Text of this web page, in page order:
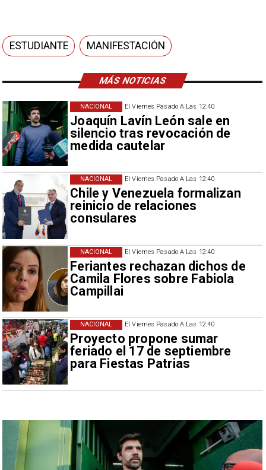
MÁS NOTICIAS
El Viernes Pasado A Las 12:40
Joaquín Lavín León sale en
silencio tras revocación de
medida cautelar
NACIONAL
El Viernes Pasado A Las 12:40
Chile y Venezuela formalizan
reinicio de relaciones
consulares
NACIONAL
El Viernes Pasado A Las 12:40
Feriantes rechazan dichos de
Camila Flores sobre Fabiola
Campillai
NACIONAL
El Viernes Pasado A Las 12:40
Proyecto propone sumar
feriado el 17 de septiembre
para Fiestas Patrias
NACIONAL
ESTUDIANTE MANIFESTACIÓN